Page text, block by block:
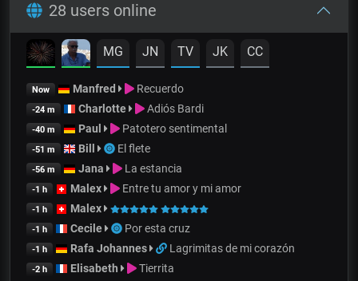
28 users online
MG JN TV JK CC
Now Manfred Recuerdo
-24 m Charlotte Adiós Bardi
-40 m Paul Patotero sentimental
-51 m Bill El flete
-56 m Jana La estancia
-1 h Malex Entre tu amor y mi amor
-1 h Malex
-1 h Cecile Por esta cruz
-1 h Rafa Johannes Lagrimitas de mi corazón
-2 h Elisabeth Tierrita